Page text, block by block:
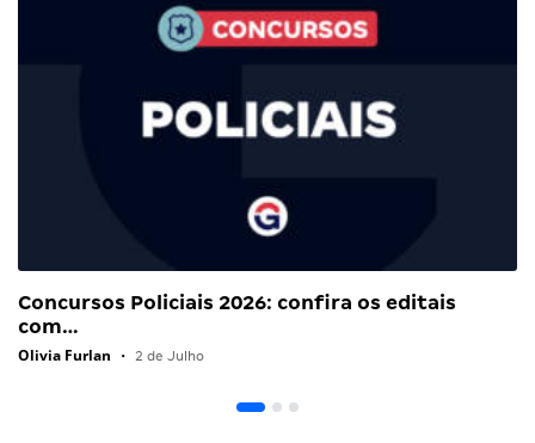
Concursos Policiais 2026: confira os editais
com…
Olivia Furlan • 2 de Julho